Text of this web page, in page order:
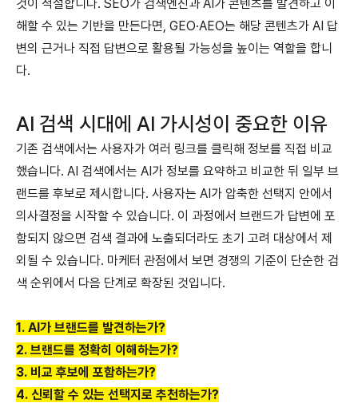
것이 적절합니다. SEO가 검색엔진과 AI가 콘텐츠를 발견하고 이
해할 수 있는 기반을 만든다면, GEO·AEO는 해당 콘텐츠가 AI 답
변의 근거나 직접 답변으로 활용될 가능성을 높이는 역할을 합니
다.
AI 검색 시대에 AI 가시성이 중요한 이유
기존 검색에서는 사용자가 여러 링크를 클릭해 정보를 직접 비교
했습니다. AI 검색에서는 AI가 정보를 요약하고 비교한 뒤 일부 브
랜드를 후보로 제시합니다. 사용자는 AI가 압축한 선택지 안에서
의사결정을 시작할 수 있습니다. 이 과정에서 브랜드가 답변에 포
함되지 않으면 검색 결과에 노출되더라도 초기 고려 대상에서 제
외될 수 있습니다. 마케터 관점에서 보면 경쟁의 기준이 단순한 검
색 순위에서 다음 단계로 확장된 것입니다.
1. AI가 브랜드를 발견하는가?
2. 브랜드를 정확히 이해하는가?
3. 비교 후보에 포함하는가?
4. 신뢰할 수 있는 선택지로 추천하는가?